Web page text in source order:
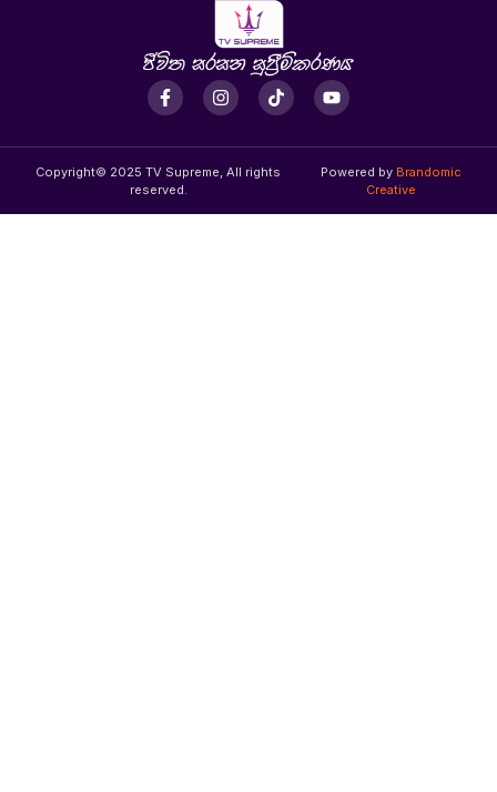
Copyright© 2025 TV Supreme, All rights
reserved.
Powered by Brandomic
Creative